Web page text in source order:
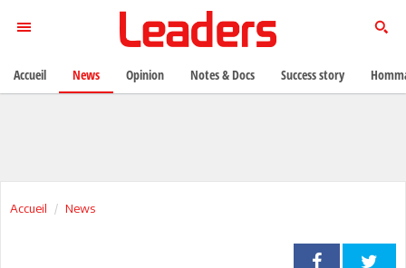
Accueil News
Accueil News Opinion Notes & Docs Success story